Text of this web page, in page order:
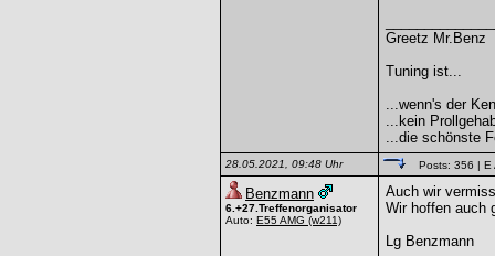
Greetz Mr.Benz
Tuning ist...
...wenn's der
...kein
...die schönste
28.05.2021, 09:48 Uhr Posts: 356 | E
Benzmann
6.+27.Treffenorganisator
Auto: E55 AMG (w211)
Auch wir
Wir hoffen auch
Lg Benzmann